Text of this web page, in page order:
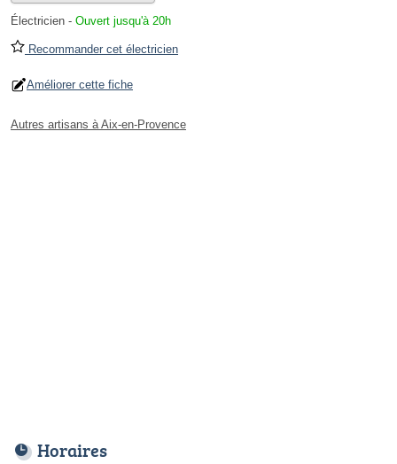
Électricien - Ouvert jusqu'à 20h
Recommander cet électricien
Améliorer cette fiche
Autres artisans à Aix-en-Provence
Horaires